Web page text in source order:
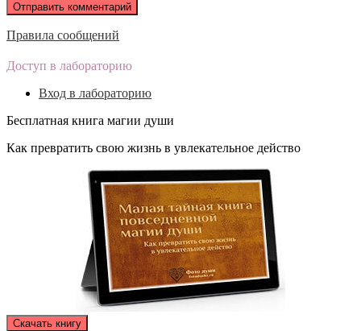
Правила сообщений
Доступ в лабораторию
Вход в лабораторию
Бесплатная книга магии души
Как превратить свою жизнь в увлекательное действо